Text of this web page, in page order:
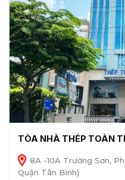
TÒA NHÀ THÉP TOÀN
8A -10A Trường Sơn,
Quận Tân Bình)